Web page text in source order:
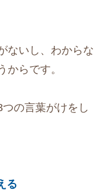
ないし、わからな
らです。
の言葉がけをし
る